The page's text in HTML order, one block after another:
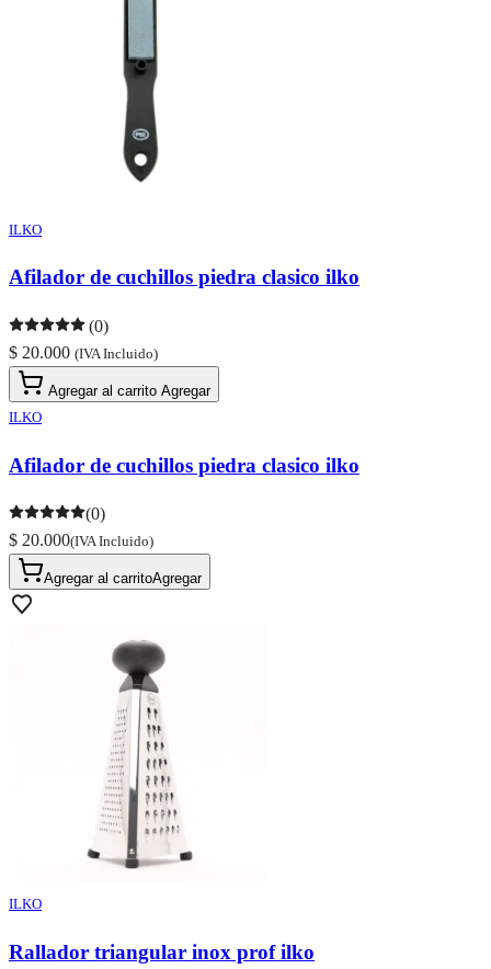
ILKO
Afilador de cuchillos piedra clasico ilko
(0)
$ 20.000 (IVA Incluido)
Agregar al carrito Agregar
ILKO
Afilador de cuchillos piedra clasico ilko
(0)
$ 20.000(IVA Incluido)
Agregar al carritoAgregar
ILKO
Rallador triangular inox prof ilko